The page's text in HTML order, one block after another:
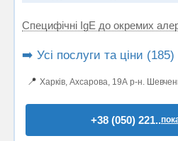
Специфічні IgE до окремих
➡️ Усі послуги та ціни (185)
📍 Харків, Ахсарова, 19А р-н.
+38 (050) 221..